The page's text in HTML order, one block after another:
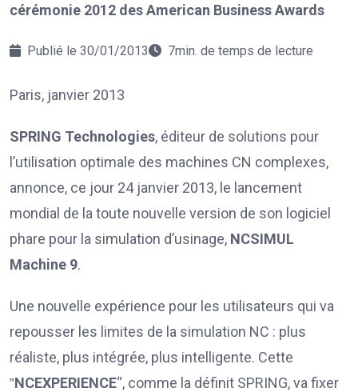
cérémonie 2012 des American Business Awards
Publié le 30/01/2013 7min. de temps de lecture
Paris, janvier 2013
SPRING Technologies, éditeur de solutions pour
l’utilisation optimale des machines CN complexes,
annonce, ce jour 24 janvier 2013, le lancement
mondial de la toute nouvelle version de son logiciel
phare pour la simulation d’usinage, NCSIMUL
Machine 9.
Une nouvelle expérience pour les utilisateurs qui va
repousser les limites de la simulation NC : plus
réaliste, plus intégrée, plus intelligente. Cette
‟NCEXPERIENCE“, comme la définit SPRING, va fixer